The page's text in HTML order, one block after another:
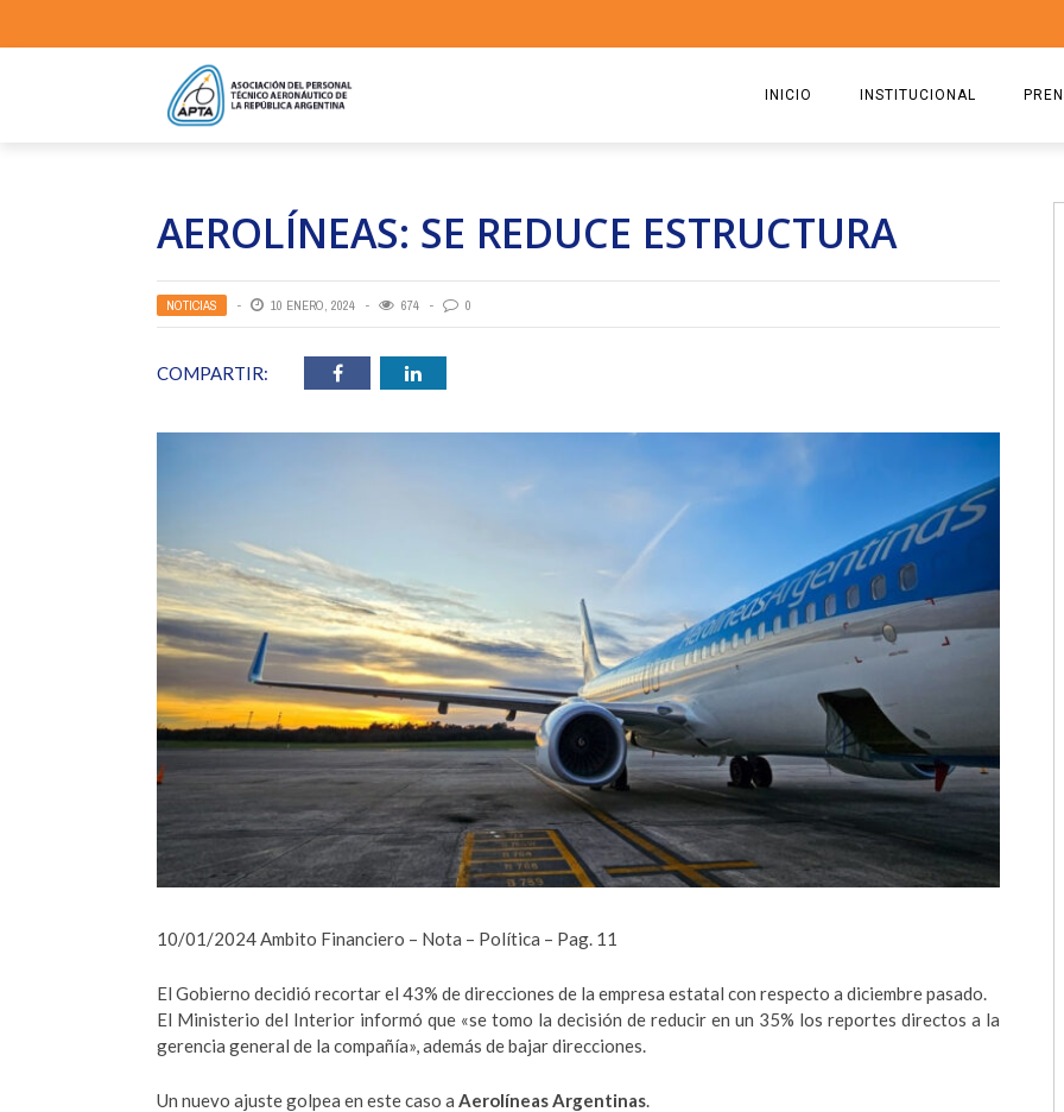
INICIO INSTITUCIONAL
ESTATUTO
COMISIÓN DIRECTIVA 2023-
RICARDO CIRIELLI
AEROLÍNEAS: SE REDUCE ESTRUCTURA
NOTICIAS 10 ENERO, 2024 674 0
COMPARTIR:
10/01/2024 Ambito Financiero – Nota – Política – Pag. 11
El Gobierno decidió recortar el 43% de direcciones de la empresa estatal con respecto a diciembre pasado.
El Ministerio del Interior informó que «se tomo la decisión de reducir en un 35% los reportes directos a la
gerencia general de la compañía», además de bajar direcciones.
Un nuevo ajuste golpea en este caso a Aerolíneas Argentinas